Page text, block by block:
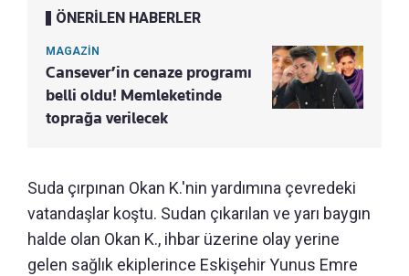
ÖNERİLEN HABERLER
MAGAZİN
Cansever’in cenaze programı
belli oldu! Memleketinde
toprağa verilecek
Suda çırpınan Okan K.'nin yardımına çevredeki
vatandaşlar koştu. Sudan çıkarılan ve yarı baygın
halde olan Okan K., ihbar üzerine olay yerine
gelen sağlık ekiplerince Eskişehir Yunus Emre